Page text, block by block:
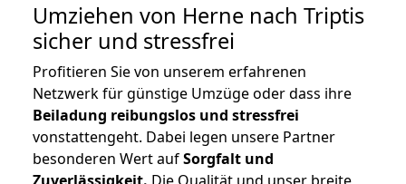
Umziehen von Herne nach Triptis
sicher und stressfrei
Profitieren Sie von unserem erfahrenen
Netzwerk für günstige Umzüge oder dass ihre
Beiladung reibungslos und stressfrei
vonstattengeht. Dabei legen unsere Partner
besonderen Wert aufSorgfalt und